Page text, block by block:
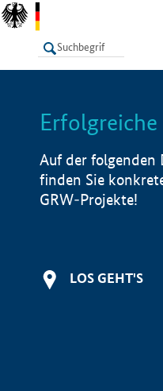
LISTE
Auf der folgenden
finden Sie
GRW-Projekte!
LOS GEHT'S